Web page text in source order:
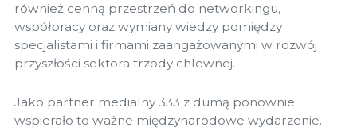
również cenną przestrzeń do networkingu,
współpracy oraz wymiany wiedzy pomiędzy
specjalistami i firmami zaangażowanymi w rozwój
przyszłości sektora trzody chlewnej.
Jako partner medialny 333 z dumą ponownie
wspierało to ważne międzynarodowe wydarzenie.